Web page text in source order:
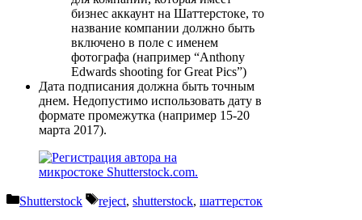
бизнес аккаунт на Шаттерстоке, то
название компании должно быть
включено в поле с именем
фотографа (например “Anthony
Edwards shooting for Great Pics”)
Дата подписания должна быть точным
днем. Недопустимо использовать дату в
формате промежутка (например 15-20
марта 2017).
Рубрики
Shutterstock Метки
reject, shutterstock, шаттерсток